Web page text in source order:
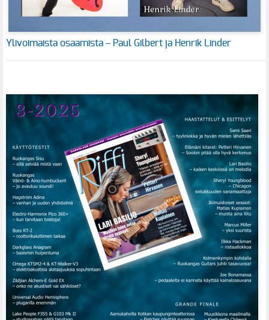
Ylivoimaista osaamista – Paul Gilbert ja Henrik Linder